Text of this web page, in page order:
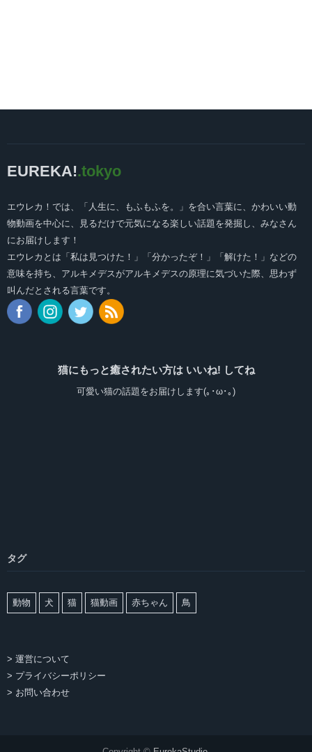
EUREKA!.tokyo
エウレカ！では、「人生に、もふもふを。」を合い言葉に、かわいい動
物動画を中心に、見るだけで元気になる楽しい話題を発掘し、みなさん
にお届けします！
エウレカとは「私は見つけた！」「分かったぞ！」「解けた！」などの
意味を持ち、アルキメデスがアルキメデスの原理に気づいた際、思わず
叫んだとされる言葉です。
猫にもっと癒されたい方は いいね! してね
可愛い猫の話題をお届けします(｡･ω･｡)
タグ
動物 犬 猫 猫動画 赤ちゃん 鳥
> 運営について
> プライバシーポリシー
> お問い合わせ